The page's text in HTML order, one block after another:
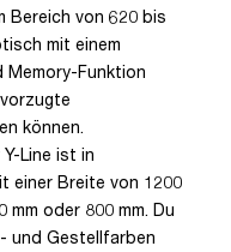
Bereich von 620 bis
mit einem
Memory-Funktion
können.
Y-Line ist in
einer Breite von 1200
mm oder 800 mm. Du
und Gestellfarben